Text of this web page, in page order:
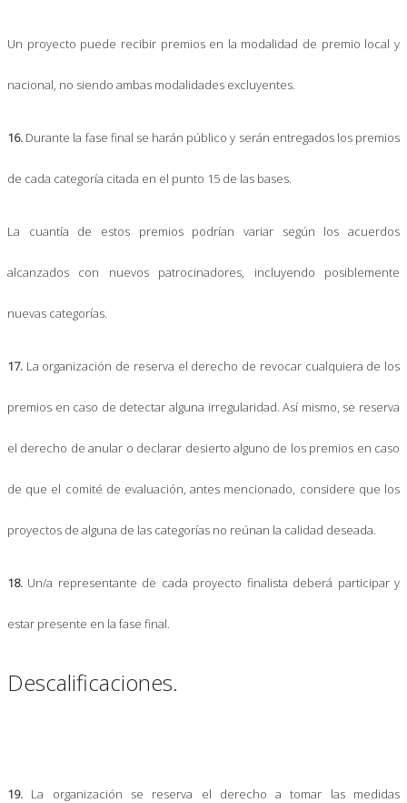
Un proyecto puede recibir premios en la modalidad de premio local y
nacional, no siendo ambas modalidades excluyentes.
16. Durante la fase final se harán público y serán entregados los premios
de cada categoría citada en el punto 15 de las bases.
La cuantía de estos premios podrían variar según los acuerdos
alcanzados con nuevos patrocinadores, incluyendo posiblemente
nuevas categorías.
17. La organización de reserva el derecho de revocar cualquiera de los
premios en caso de detectar alguna irregularidad. Así mismo, se reserva
el derecho de anular o declarar desierto alguno de los premios en caso
de que el comité de evaluación, antes mencionado, considere que los
proyectos de alguna de las categorías no reúnan la calidad deseada.
18. Un/a representante de cada proyecto finalista deberá participar y
estar presente en la fase final.
Descalificaciones.
19. La organización se reserva el derecho a tomar las medidas